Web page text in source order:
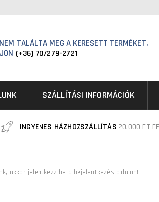
TALÁLTA MEG A KERESETT TERMÉKET,
(+36) 70/279-2721
SZÁLLÍTÁSI INFORMÁCIÓK
INGYENES HÁZHOZSZÁLLÍTÁS 20.000 FT
akkor jelentkezz be a bejelentkezés oldalon!